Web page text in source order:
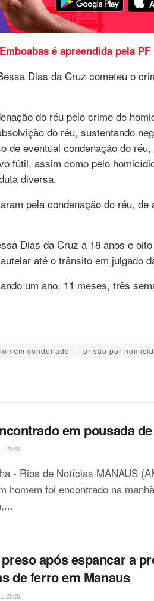
é apreendida pela PF
Dias da Cruz cometeu o
do réu pelo crime de
do réu, sustentando
de eventual condenação do
fútil, assim como pelo
diversa.
pela condenação do réu, de
Dias da Cruz a 18 anos e
até o trânsito em julgado
um ano, 11 meses, três
condenado prisão por
em pousada
2026
- Rios de Notícias MANAUS
homem foi encontrado na
após espancar a
de ferro em Manaus
2026